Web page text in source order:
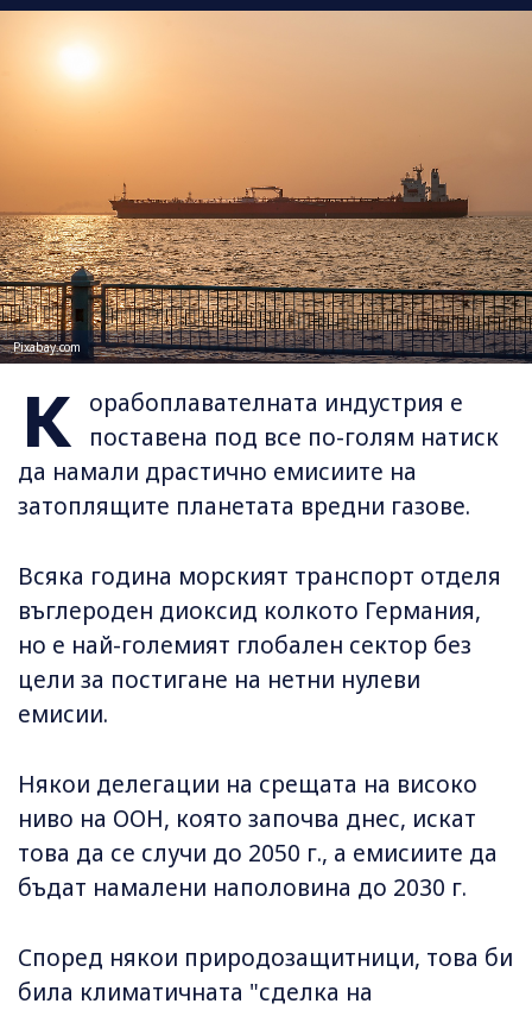
Pixabay.com
К
орабоплавателната индустрия е
поставена под все по-голям натиск
да намали драстично емисиите на
затоплящите планетата вредни газове.
Всяка година морският транспорт отделя
въглероден диоксид колкото Германия,
но е най-големият глобален сектор без
цели за постигане на нетни нулеви
емисии.
Някои делегации на срещата на високо
ниво на ООН, която започва днес, искат
това да се случи до 2050 г., а емисиите да
бъдат намалени наполовина до 2030 г.
Според някои природозащитници, това би
била климатичната "сделка на